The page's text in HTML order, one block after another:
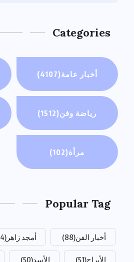
Categories
أخبار عامة(4107)
رياضة وفن(1512)
مرأة(102)
Popular Tag
أخبار الفن(88) أمجد زاهر (54)
الأبراج(51) الأسد(50)